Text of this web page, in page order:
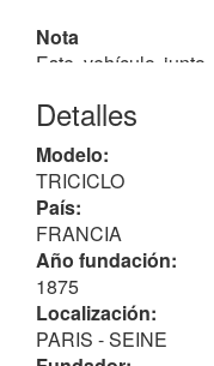
Nota
Este vehículo junto
dada la
animales...
expresión inglesa
tiempo después por
Curiosidades
Especificación
Cartas Nº 17.137,
solicitud
"United States Patent
Detalles
Modelo:
TRICICLO
País:
FRANCIA
Año fundación:
1875
Localización:
PARIS - SEINE